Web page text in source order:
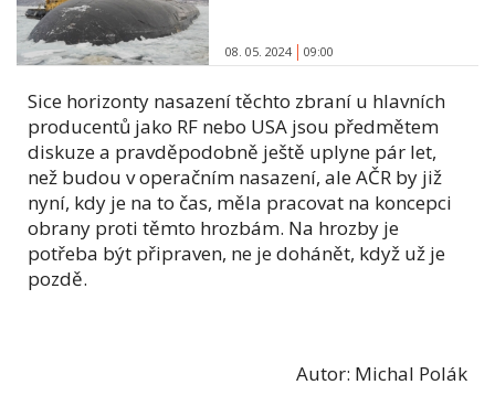
08. 05. 2024 09:00
Sice horizonty nasazení těchto zbraní u hlavních
producentů jako RF nebo USA jsou předmětem
diskuze a pravděpodobně ještě uplyne pár let,
než budou v operačním nasazení, ale AČR by již
nyní, kdy je na to čas, měla pracovat na koncepci
obrany proti těmto hrozbám. Na hrozby je
potřeba být připraven, ne je dohánět, když už je
pozdě.
Autor: Michal Polák